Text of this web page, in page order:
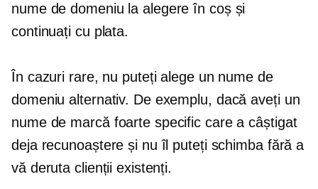
nume de domeniu la alegere în coș și
continuați cu plata.
În cazuri rare, nu puteți alege un nume de
domeniu alternativ. De exemplu, dacă aveți un
nume de marcă foarte specific care a câștigat
deja recunoaștere și nu îl puteți schimba fără a
vă deruta clienții existenți.